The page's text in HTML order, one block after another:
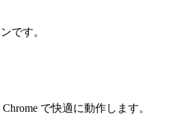
です。
で快適に動作します。